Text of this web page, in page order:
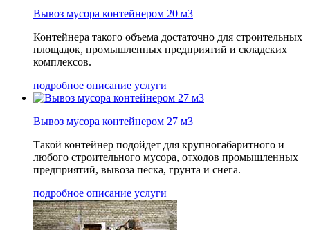
Вывоз мусора контейнером 20 м3
Контейнера такого объема достаточно для строительных
площадок, промышленных предприятий и складских
комплексов.
подробное описание услуги
Вывоз мусора контейнером 27 м3
Такой контейнер подойдет для крупногабаритного и
любого строительного мусора, отходов промышленных
предприятий, вывоза песка, грунта и снега.
подробное описание услуги